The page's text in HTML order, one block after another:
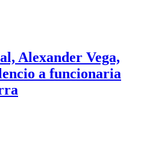
Alexander Vega,
a funcionaria